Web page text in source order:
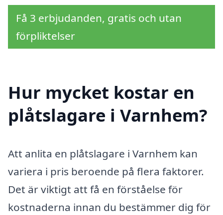
Få 3 erbjudanden, gratis och utan
förpliktelser
Hur mycket kostar en
plåtslagare i Varnhem?
Att anlita en plåtslagare i Varnhem kan
variera i pris beroende på flera faktorer.
Det är viktigt att få en förståelse för
kostnaderna innan du bestämmer dig för